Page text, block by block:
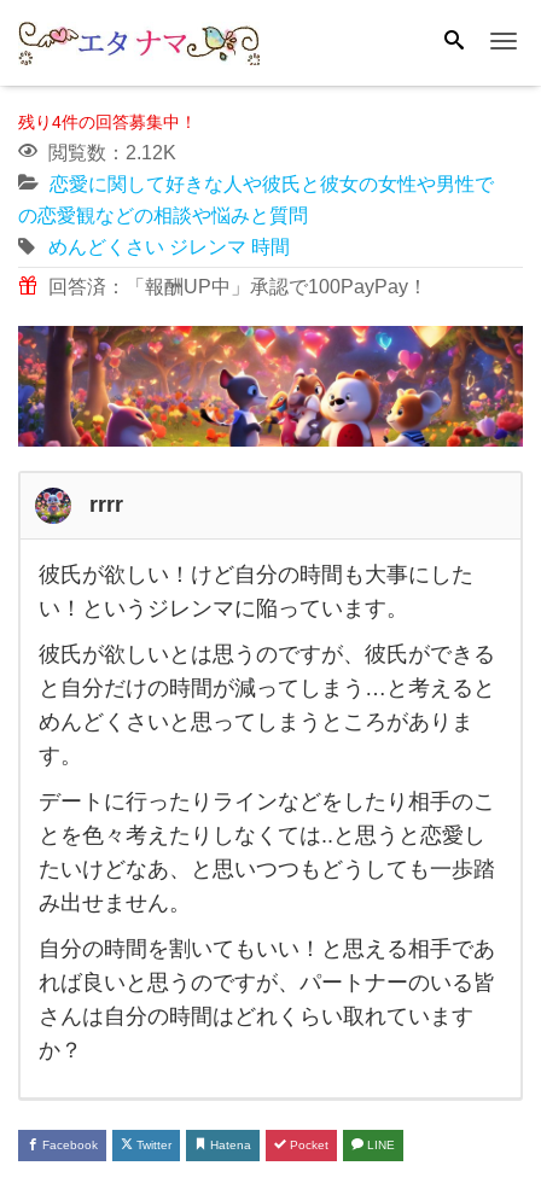
残り4件の回答募集中！
閲覧数：2.12K
恋愛に関して好きな人や彼氏と彼女の女性や男性で
の恋愛観などの相談や悩みと質問
めんどくさい ジレンマ 時間
回答済：「報酬UP中」承認で100PayPay！
rrrr
彼氏
し
い！
け
ど自
分の
時間
も大
事に
し
た
い！
と
い
う
彼氏が欲しい！けど自分の時間も大事にした
い！というジレンマに陥っています。
彼氏が欲しいとは思うのですが、彼氏ができる
と自分だけの時間が減ってしまう…と考えると
めんどくさいと思ってしまうところがありま
す。
デートに行ったりラインなどをしたり相手のこ
とを色々考えたりしなくては..と思うと恋愛し
たいけどなあ、と思いつつもどうしても一歩踏
み出せません。
自分の時間を割いてもいい！と思える相手であ
れば良いと思うのですが、パートナーのいる皆
さんは自分の時間はどれくらい取れています
か？
Facebook Twitter Hatena Pocket LINE